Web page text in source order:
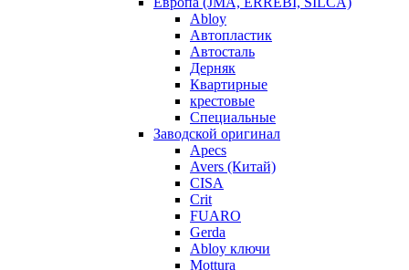
Abloy
Автопластик
Автосталь
Дерняк
Квартирные
крестовые
Специальные
Заводской оригинал
Apecs
Avers (Китай)
CISA
Crit
FUARO
Gerda
Abloy ключи
Mottura